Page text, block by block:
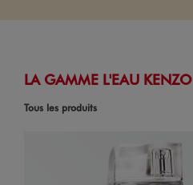
LA GAMME L'EAU KENZO
Tous les produits